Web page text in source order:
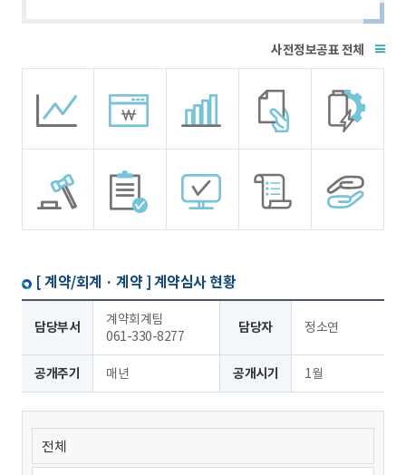
전체
[ 계약/회계 · 계약 ] 계약심사 현황
담당부서
계약회계팀
061-330-8277
담당자 정소연
공개주기 매년 공개시기 1월